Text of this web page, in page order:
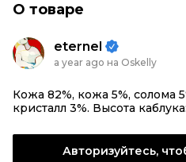
О товаре
eternel
a year ago на Oskelly
Кожа 82%, кожа 5%, солома
кристалл 3%. Высота
Авторизуйтесь,